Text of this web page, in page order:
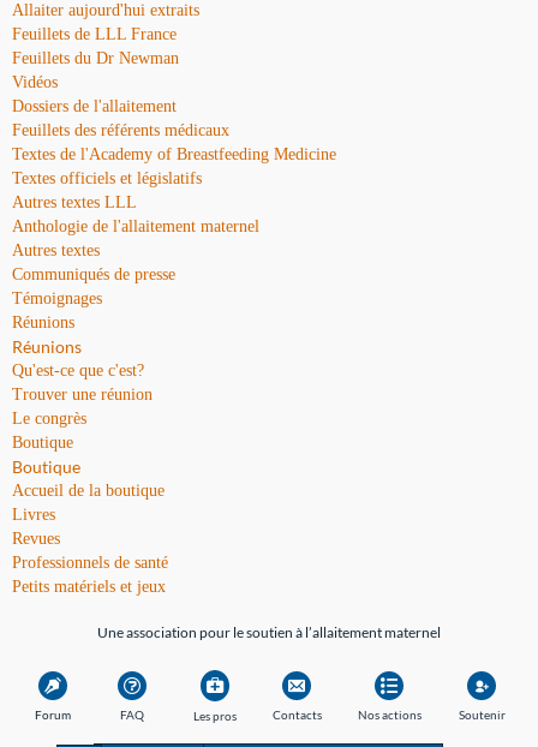
Allaiter aujourd'hui extraits
Feuillets de LLL France
Feuillets du Dr Newman
Vidéos
Dossiers de l'allaitement
Feuillets des référents médicaux
Textes de l'Academy of Breastfeeding Medicine
Textes officiels et législatifs
Autres textes LLL
Anthologie de l'allaitement maternel
Autres textes
Communiqués de presse
Témoignages
Réunions
Réunions
Qu'est-ce que c'est?
Trouver une réunion
Le congrès
Boutique
Boutique
Accueil de la boutique
Livres
Revues
Professionnels de santé
Petits matériels et jeux
Une association pour le soutien à l’allaitement maternel
Forum FAQ Les pros Contacts Nos actions Soutenir